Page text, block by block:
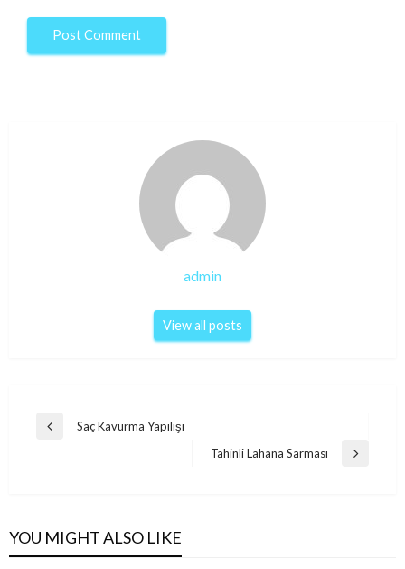
admin
View all posts
Post
Previous
Saç Kavurma Yapılışı
Next
Tahinli Lahana Sarması
YOU MIGHT ALSO LIKE